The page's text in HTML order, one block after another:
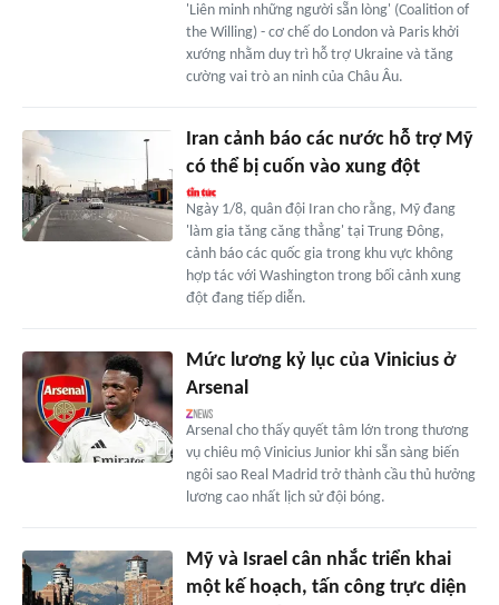
'Liên minh những người sẵn lòng' (Coalition of
the Willing) - cơ chế do London và Paris khởi
xướng nhằm duy trì hỗ trợ Ukraine và tăng
cường vai trò an ninh của Châu Âu.
Iran cảnh báo các nước hỗ trợ Mỹ
có thể bị cuốn vào xung đột
Ngày 1/8, quân đội Iran cho rằng, Mỹ đang
'làm gia tăng căng thẳng' tại Trung Đông,
cảnh báo các quốc gia trong khu vực không
hợp tác với Washington trong bối cảnh xung
đột đang tiếp diễn.
Mức lương kỷ lục của Vinicius ở
Arsenal
Arsenal cho thấy quyết tâm lớn trong thương
vụ chiêu mộ Vinicius Junior khi sẵn sàng biến
ngôi sao Real Madrid trở thành cầu thủ hưởng
lương cao nhất lịch sử đội bóng.
Mỹ và Israel cân nhắc triển khai
một kế hoạch, tấn công trực diện